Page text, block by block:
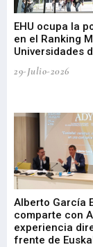
EHU ocupa la
en el Ranking
Universidades
29-Julio-2026
Alberto García
comparte con
experiencia
frente de